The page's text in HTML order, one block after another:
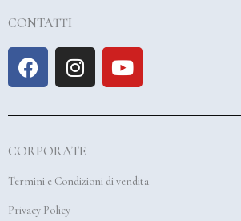
CONTATTI
F
a
e
o
o
I
n
t
g
r
Y
o
t
e
CORPORATE
Termini e Condizioni di vendita
Privacy Policy